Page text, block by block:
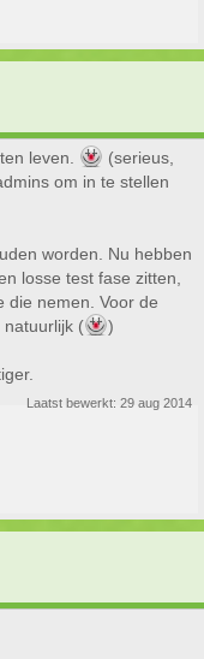
leven.
(serieus,
om in te stellen
worden. Nu hebben
losse test fase zitten,
die nemen. Voor de
natuurlijk (
)
Laatst bewerkt: 29 aug 2014